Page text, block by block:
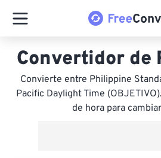
Convertidor de
Convierte entre Philippine
Pacific Daylight Time
de hora para